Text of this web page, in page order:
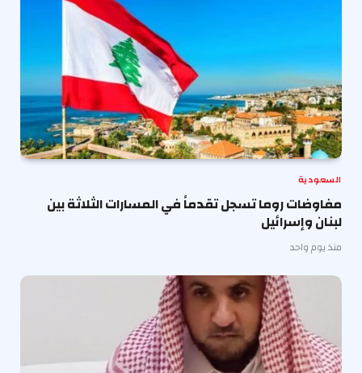
السعودية
مفاوضات روما تسجل تقدماً في المسارات الثلاثة بين
لبنان وإسرائيل
منذ يوم واحد